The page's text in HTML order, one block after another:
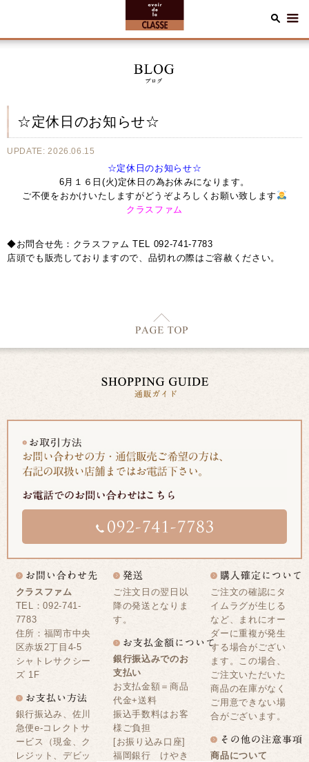
☆定休日のお知らせ☆
UPDATE: 2026.06.15
☆定休日のお知らせ☆
6月１６日(火)定休日の為お休みになります。
ご不便をおかけいたしますがどうぞよろしくお願い致します
クラスファム
◆お問合せ先：クラスファム TEL 092-741-7783
店頭でも販売しておりますので、品切れの際はご容赦ください。
クラスファム
TEL：092-741-
7783
住所：福岡市中央
区赤坂2丁目4-5
シャトレサクシー
ズ 1F
銀行振込み、佐川
急便e-コレクトサ
ービス（現金、ク
レジット、デビッ
ご注文日の翌日以
降の発送となりま
す。
銀行振込みでのお
支払い
お支払金額＝商品
代金+送料
振込手数料はお客
様ご負担
[お振り込み口座]
福岡銀行 けやき
ご注文の確認にタ
イムラグが生じる
など、まれにオー
ダーに重複が発生
する場合がござい
ます。この場合、
ご注文いただいた
商品の在庫がなく
ご用意できない場
合がございます。
商品について